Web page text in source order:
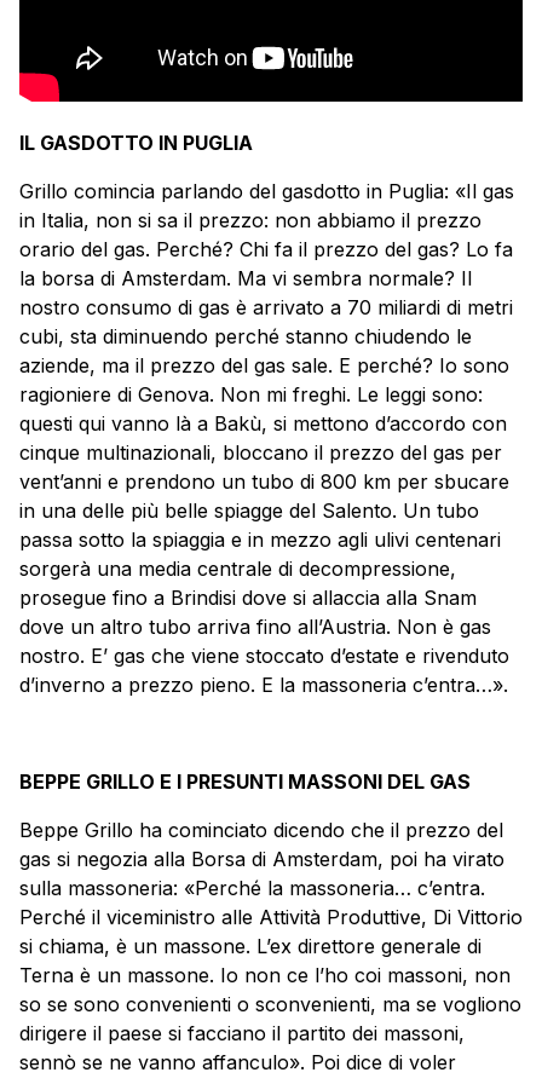
IL GASDOTTO IN PUGLIA
Grillo comincia parlando del gasdotto in Puglia: «Il gas
in Italia, non si sa il prezzo: non abbiamo il prezzo
orario del gas. Perché? Chi fa il prezzo del gas? Lo fa
la borsa di Amsterdam. Ma vi sembra normale? Il
nostro consumo di gas è arrivato a 70 miliardi di metri
cubi, sta diminuendo perché stanno chiudendo le
aziende, ma il prezzo del gas sale. E perché? Io sono
ragioniere di Genova. Non mi freghi. Le leggi sono:
questi qui vanno là a Bakù, si mettono d’accordo con
cinque multinazionali, bloccano il prezzo del gas per
vent’anni e prendono un tubo di 800 km per sbucare
in una delle più belle spiagge del Salento. Un tubo
passa sotto la spiaggia e in mezzo agli ulivi centenari
sorgerà una media centrale di decompressione,
prosegue fino a Brindisi dove si allaccia alla Snam
dove un altro tubo arriva fino all’Austria. Non è gas
nostro. E’ gas che viene stoccato d’estate e rivenduto
d’inverno a prezzo pieno. E la massoneria c’entra…».
BEPPE GRILLO E I PRESUNTI MASSONI DEL GAS
Beppe Grillo ha cominciato dicendo che il prezzo del
gas si negozia alla Borsa di Amsterdam, poi ha virato
sulla massoneria: «Perché la massoneria… c’entra.
Perché il viceministro alle Attività Produttive, Di Vittorio
si chiama, è un massone. L’ex direttore generale di
Terna è un massone. Io non ce l’ho coi massoni, non
so se sono convenienti o sconvenienti, ma se vogliono
dirigere il paese si facciano il partito dei massoni,
sennò se ne vanno affanculo». Poi dice di voler